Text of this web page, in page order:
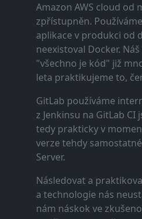
Amazon AWS cloud od
zpřístupněn.
aplikace v produkci od
neexistoval Docker.
"všechno je kód" již
leta praktikujeme to,
GitLab používáme
z Jenkinsu na GitLab CI
tedy prakticky v
verze tehdy
Server.
Následovat a
a technologie nás
nám náskok ve